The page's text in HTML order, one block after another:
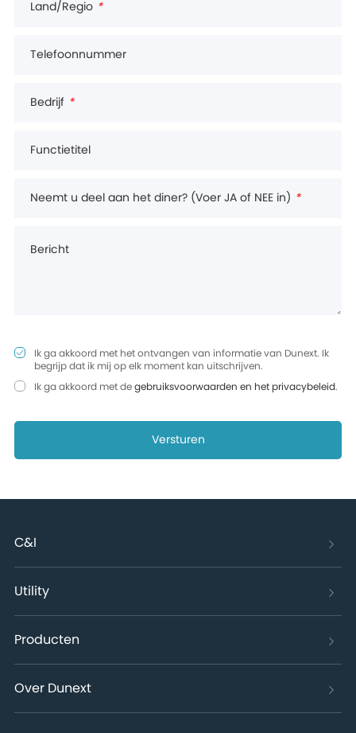
Land/Regio *
Telefoonnummer
Bedrijf *
Functietitel
Neemt u deel aan het diner? (Voer JA of NEE in) *
Bericht
Ik ga akkoord met het ontvangen van informatie van Dunext. Ik
begrijp dat ik mij op elk moment kan uitschrijven.
Ik ga akkoord met de gebruiksvoorwaarden en het privacybeleid.
Versturen
C&I
Utility
Producten
Over Dunext